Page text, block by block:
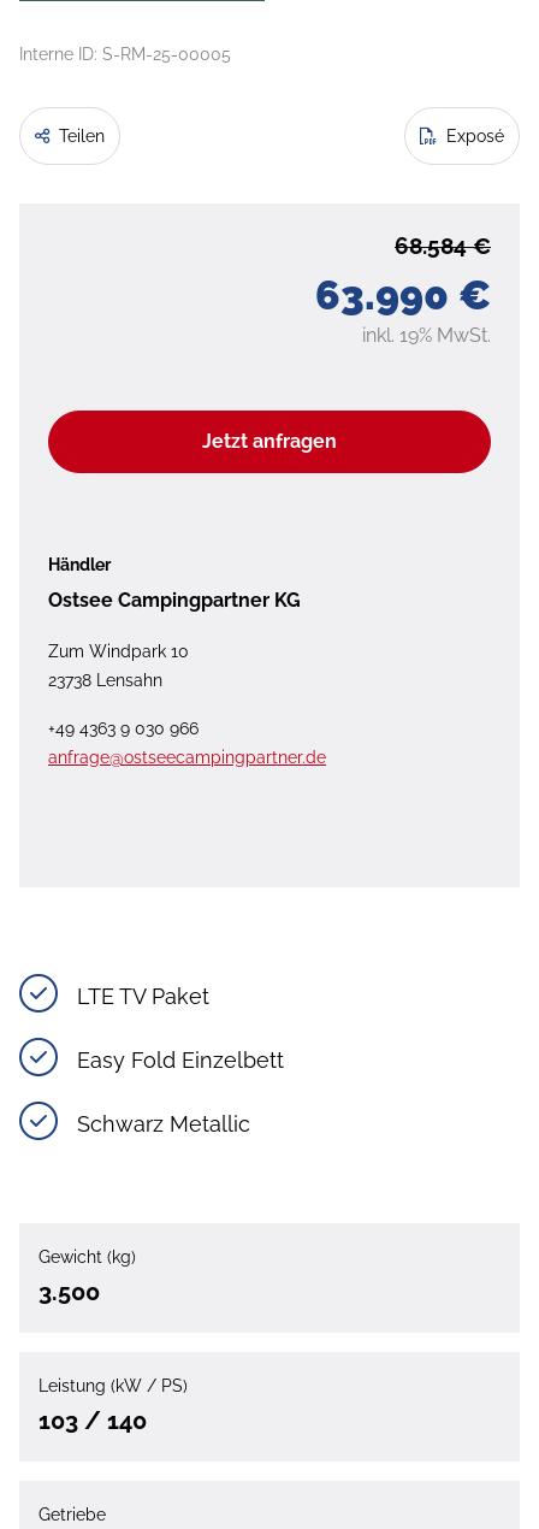
Interne ID: S-RM-25-00005
Teilen Exposé
63.990 €
68.584 €
inkl. 19% MwSt.
Jetzt anfragen
Händler
Ostsee Campingpartner KG
Zum Windpark 10
23738 Lensahn
+49 4363 9 030 966
anfrage@ostseecampingpartner.de
LTE TV Paket
Easy Fold Einzelbett
Schwarz Metallic
Gewicht (kg)
3.500
Leistung (kW / PS)
103 / 140
Getriebe